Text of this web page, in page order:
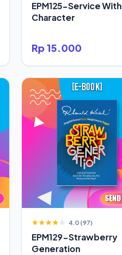
EPM125-Service With
Character
Rp 15.000
4.0 (97)
EPM129-Strawberry
Generation